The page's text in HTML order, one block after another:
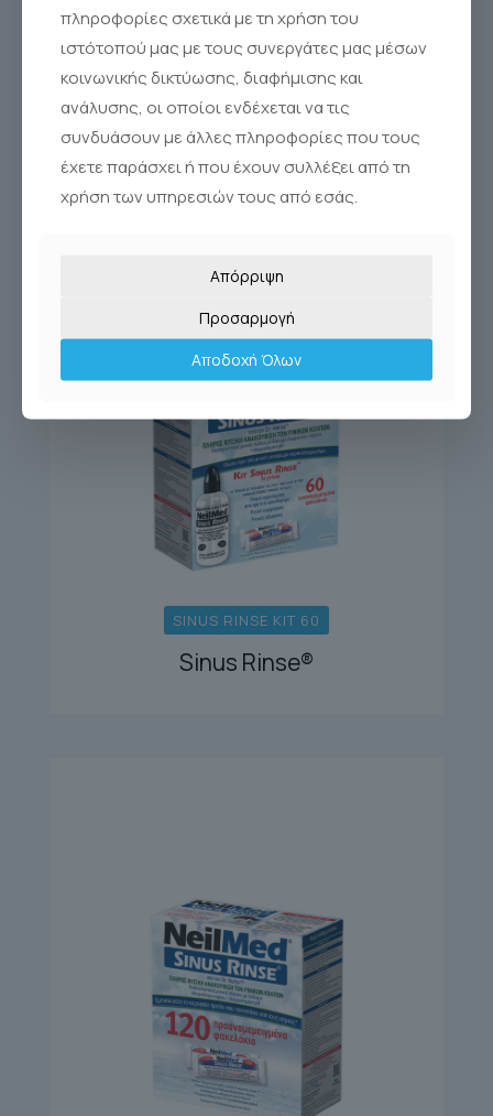
SINUS RINSE KIT 10
Sinus Rinse®
SINUS RINSE KIT 60
Sinus Rinse®
πληροφορίες σχετικά με τη χρήση του
ιστότοπού μας με τους συνεργάτες μας μέσων
κοινωνικής δικτύωσης, διαφήμισης και
ανάλυσης, οι οποίοι ενδέχεται να τις
συνδυάσουν με άλλες πληροφορίες που τους
έχετε παράσχει ή που έχουν συλλέξει από τη
χρήση των υπηρεσιών τους από εσάς.
Απόρριψη
Προσαρμογή
Αποδοχή Όλων